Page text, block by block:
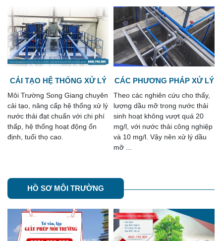
CÁC PHƯƠNG PHÁP XỬ LÝ
DẦU MỠ TRONG NƯỚC
THẢI
Theo các nghiên cứu cho thấy,
lượng dầu mỡ trong nước thải
sinh hoạt không vượt quá 20
mg/l, với nước thải công nghiệp
và 10 mg/l. Vậy nên xử lý dầu
THIẾT KẾ HỆ THỐNG XỬ LÝ
NƯỚC THẢI CHUNG CƯ
Công ty môi trường Song Giang
nhận tư vấn và thiết kế hệ
thống xử lý nước thải chung cư
trọn gói đảm bảo đạt mọi yêu
cầu của các chủ đầu tư, cũng ...
HỒ SƠ MÔI TRƯỜNG